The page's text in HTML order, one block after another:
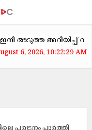
അറിയിപ്പ് വരെ
6, 2026, 10:22:30 AM
പര്യടനം പൂർത്തി